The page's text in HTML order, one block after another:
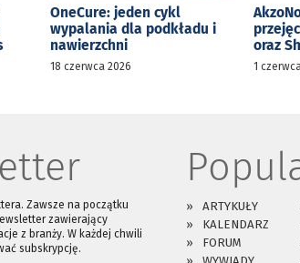
OneCure: jeden cykl
wypalania dla podkładu i
nawierzchni
18 czerwca 2026
oraz
1
Zawsze na początku
zawierający
z branży. W każdej chwili
subskrypcję.
ARTYKUŁY
KALENDARZ
FORUM